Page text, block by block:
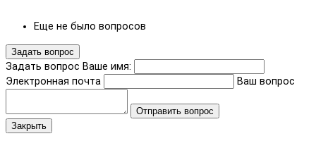
Еще не было вопросов
Задать вопрос
Задать вопрос Ваше имя:
Электронная почта
Ваш вопрос
Отправить вопрос
Закрыть